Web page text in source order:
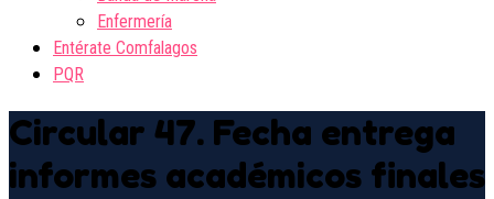
Enfermería
Entérate Comfalagos
PQR
Circular 47. Fecha entrega
informes académicos finales